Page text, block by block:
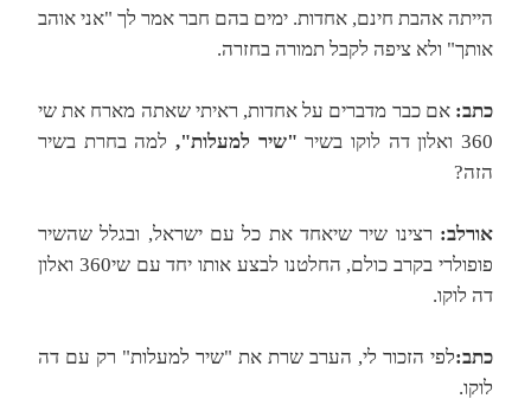
הייתה אהבת חינם, אחדות. ימים בהם חבר אמר לך "אני אוהב
אותך" ולא ציפה לקבל תמורה בחזרה.
כתב: אם כבר מדברים על אחדות, ראיתי שאתה מארח את שי
360 ואלון דה לוקו בשיר
"שיר למעלות", למה בחרת בשיר
הזה?
אורלב: רצינו שיר שיאחד את כל עם ישראל, ובגלל שהשיר
פופולרי בקרב כולם, החלטנו לבצע אותו יחד עם שי360 ואלון
דה לוקו.
כתב:לפי הזכור לי, הערב שרת את "שיר למעלות" רק עם דה
לוקו.